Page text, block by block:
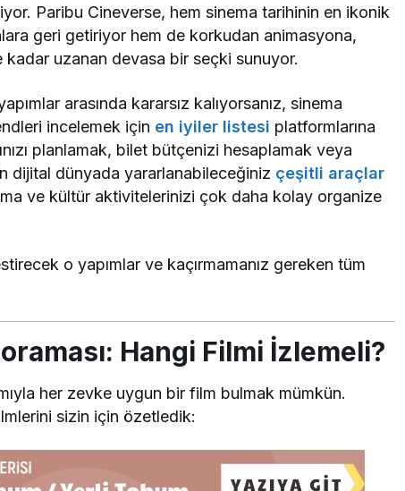
Paribu Cineverse, hem sinema tarihinin en ikonik
geri getiriyor hem de korkudan animasyona,
uzanan devasa bir seçki sunuyor.
arasında kararsız kalıyorsanız, sinema
incelemek için en iyiler listesi platformlarına
planlamak, bilet bütçenizi hesaplamak veya
dijital dünyada yararlanabileceğiniz çeşitli araçlar
ve kültür aktivitelerinizi çok daha kolay organize
o yapımlar ve kaçırmamanız gereken tüm
Hangi Filmi İzlemeli?
her zevke uygun bir film bulmak mümkün.
sizin için özetledik: